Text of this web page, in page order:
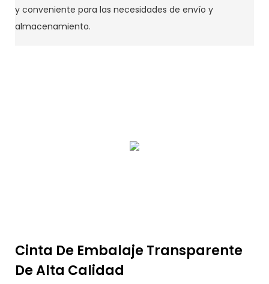
y conveniente para las necesidades de envío y
almacenamiento.
Cinta De Embalaje Transparente
De Alta Calidad